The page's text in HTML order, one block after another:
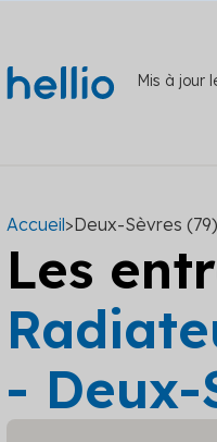
Mis à jour
Accueil>Deux-Sèvres (79)
Les
- Deux-